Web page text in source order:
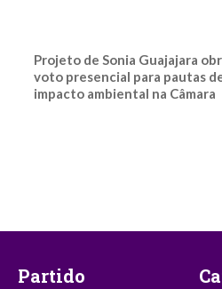
Projeto de Sonia Guajajara
voto presencial para pautas
impacto ambiental na Câmara
Partido